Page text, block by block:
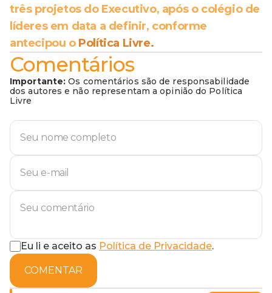
três projetos do Executivo, após o colégio de
líderes em data a definir, conforme
antecipou o Política Livre.
Comentários
Importante: Os comentários são de responsabilidade
dos autores e não representam a opinião do Política
Livre
Eu li e aceito as Política de Privacidade.
COMENTAR